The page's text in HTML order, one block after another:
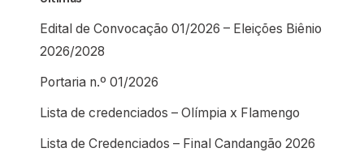
Edital de Convocação 01/2026 – Eleições Biênio
2026/2028
Portaria n.º 01/2026
Lista de credenciados – Olímpia x Flamengo
Lista de Credenciados – Final Candangão 2026